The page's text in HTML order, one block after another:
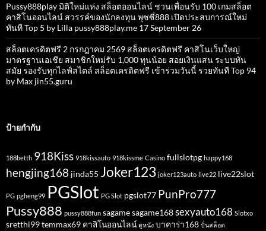
Pussy888play มิติใหม่แห่ง สล็อตออนไลน์ ชวนเพื่อนรับ 100 เกมสล็อต
คาสิโนออนไลน์ สวรรค์ของนักลงทุน พุซซี่888 เปิดประสบการณ์ใหม่
ทันที Top 5 by Lilla pussy888play.me 17 September 26
สล็อตเครดิตฟรี 2 กรกฎาคม 2569 สล็อตเครดิตฟรี คาสิโนเว็บใหญ่
มาตรฐานเอเชีย สมาชิกใหม่รับ 1,000 ทุนน้อย สอยเงินแสน ระบบทัน
สมัย รองรับทุกไลฟ์สไตล์ สล็อตเครดิตฟรี เข้าร่วมวันนี้ รวยทันที Top 94
by Max jin55.guru
ป้ายกำกับ
188betth 918Kiss 918kissauto 918kissme Casino fullslotpg happy168
hengjing168 jinda55 Joker123 joker123auto live22 live22slot
PG pgheng99 PGSlot PG Slot pgslot77 PunPro777
Pussy888 pussy888fun sagamesagame168sexyauto168 Slotxo
sretthi99temmax69 คาสิโนออนไลน์ ดูหนัง บาคาร่า168 ปั่นสล็อต